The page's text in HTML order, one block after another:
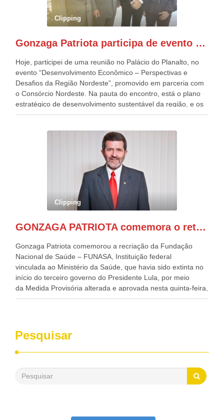
preparou espaços com cadeiras e coberturas, para 30.000
pessoas, só que o número de Patriotas Brasileiros
Independentes, dobrou na Esplanada. Eu, Lula e os
Patriota.
Clipping
Gonzaga Patriota participa de evento em prol do desenvolvimento do Nordeste
Hoje, participei de uma reunião no Palácio do Planalto, no
evento “Desenvolvimento Econômico – Perspectivas e
Desafios da Região Nordeste”, promovido em parceria com
o Consórcio Nordeste. Na pauta do encontro, está o plano
estratégico de desenvolvimento sustentável da região, e os
desafios para a elaboração de políticas públicas, que
evento contou com a presença do Vice-presidente Geraldo
Alckmin, que também ocupa o Ministério do
Desenvolvimento, Indústria, Comércio e Serviços, o ex
governador de Pernambuco, agora Presidente do Banco do
Nordeste, Paulo Câmara, o ex Deputado Federal, e
atualmente Superintendente da SUDENE, Danilo Cabral, da
Governadora de Pernambuco, Raquel Lyra, os ministros da
Casa Civil, Rui Costa, e da Integração e do Desenvolvimento
de todo Nordeste que também ajudam a fomentar o
Clipping
GONZAGA PATRIOTA comemora o retorno da FUNASA
Gonzaga Patriota comemorou a recriação da Fundação
Nacional de Saúde – FUNASA, Instituição federal
vinculada ao Ministério da Saúde, que havia sido extinta no
início do terceiro governo do Presidente Lula, por meio
da Medida Provisória alterada e aprovada nesta quinta-feira,
pelo Congresso Nacional. Gonzaga Patriota disse hoje em
desenvolvimento dos seus municípios e, somente o ano
passado, essa Fundação distribuiu mais de três bilhões de
reais, com suas maravilhosas ações, dentre alas, mais de
saneamento básico, em pequenas comunidades rurais.
Patriota disse ainda que, mesmo sem mandato,
Pesquisar